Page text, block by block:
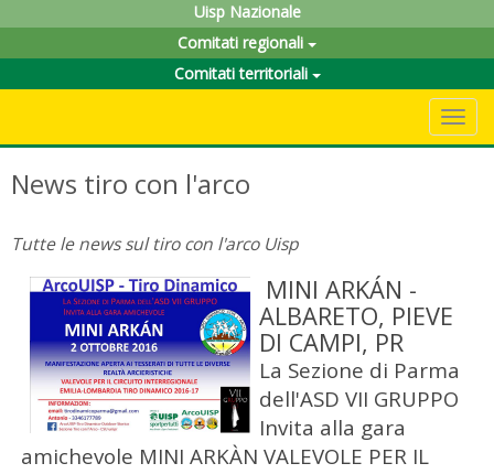
Uisp Nazionale
Comitati regionali
Comitati territoriali
News tiro con l'arco
Tutte le news sul tiro con l'arco Uisp
MINI ARKÁN -
ALBARETO, PIEVE
DI CAMPI, PR
La Sezione di Parma
dell'ASD VII GRUPPO
Invita alla gara
amichevole MINI ARKÀN VALEVOLE PER IL